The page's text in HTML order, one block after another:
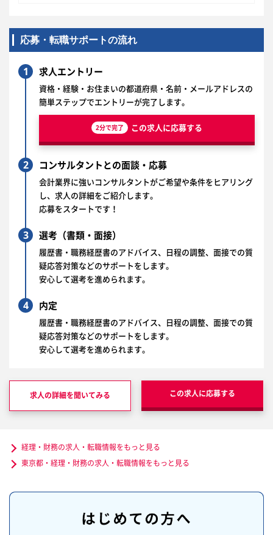
応募・転職サポートの流れ
1 求人エントリー
資格・経験・お住まいの都道府県・名前・メールアドレスの
簡単ステップでエントリーが完了します。
2分で完了 この求人に応募する
2 コンサルタントとの面談・応募
会計業界に強いコンサルタントがご希望や条件をヒアリング
し、求人の詳細をご紹介します。
応募をスタートです！
3 選考（書類・面接）
履歴書・職務経歴書のアドバイス、日程の調整、面接での質
疑応答対策などのサポートをします。
安心して選考を進められます。
4 内定
履歴書・職務経歴書のアドバイス、日程の調整、面接での質
疑応答対策などのサポートをします。
安心して選考を進められます。
求人の詳細を聞いてみる この求人に応募する
経理・財務の求人・転職情報をもっと見る
東京都・経理・財務の求人・転職情報をもっと見る